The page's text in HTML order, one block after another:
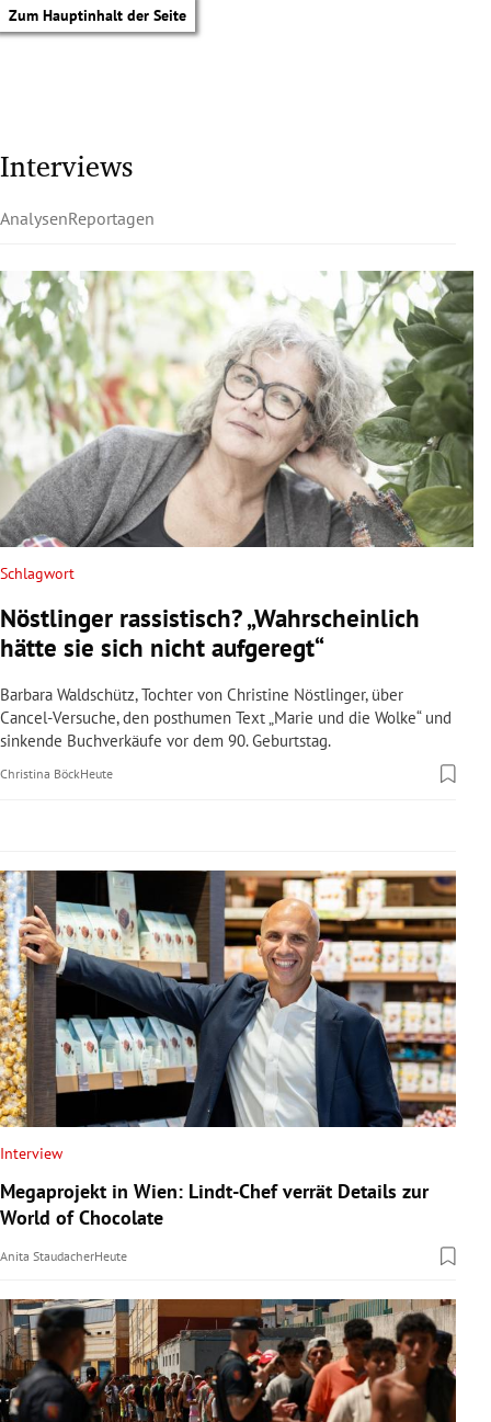
Zum Hauptinhalt der Seite
Untermenü
Untermenü
Untermenü
Untermenü
Untermenü
Untermenü
Untermenü
Untermenü
Interviews
AnalysenReportagen
Schlagwort
Nöstlinger rassistisch? „Wahrscheinlich
hätte sie sich nicht aufgeregt“
Barbara Waldschütz, Tochter von Christine Nöstlinger, über
Cancel-Versuche, den posthumen Text „Marie und die Wolke“ und
sinkende Buchverkäufe vor dem 90. Geburtstag.
Christina BöckHeute
Interview
Megaprojekt in Wien: Lindt-Chef verrät Details zur
World of Chocolate
Anita StaudacherHeute